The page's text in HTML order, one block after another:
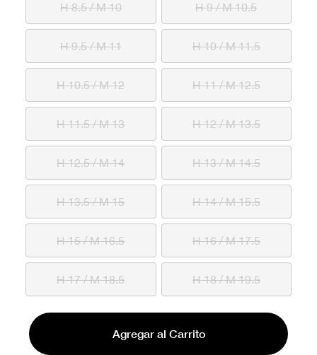
H 8.5 / M 10 H 9 / M 10.5
H 9.5 / M 11 H 10 / M 11.5
H 10.5 / M 12 H 11 / M 12.5
H 11.5 / M 13 H 12 / M 13.5
H 12.5 / M 14 H 13 / M 14.5
H 13.5 / M 15 H 14 / M 15.5
H 15 / M 16.5 H 16 / M 17.5
H 17 / M 18.5 H 18 / M 19.5
Agregar al Carrito